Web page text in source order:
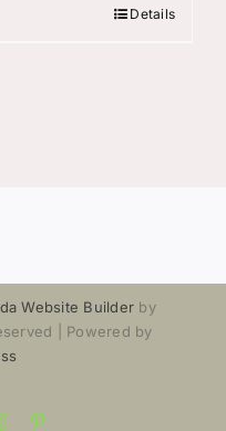
Details
Website Builder by
| Powered by
Instagram